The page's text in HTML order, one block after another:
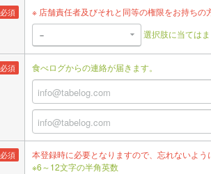
必須
※ 店舗責任者及びそれと同等の権限をお持ちの
選択肢に当ては
必須 食べログからの連絡が届きます。
必須
本登録時に必要となりますので、忘れないよう
※6～12文字の半角英数